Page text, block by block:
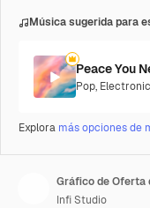
Música sugerida para
Peace You
Pop, Electronic
Explora más opciones de
Gráfico de Oferta
Infi Studio